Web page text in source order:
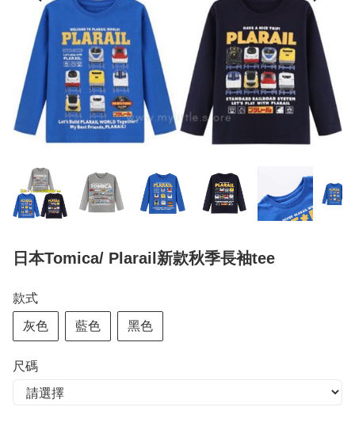
日本Tomica/ Plarail新款秋季長袖tee
款式
灰色 藍色 黑色
尺碼